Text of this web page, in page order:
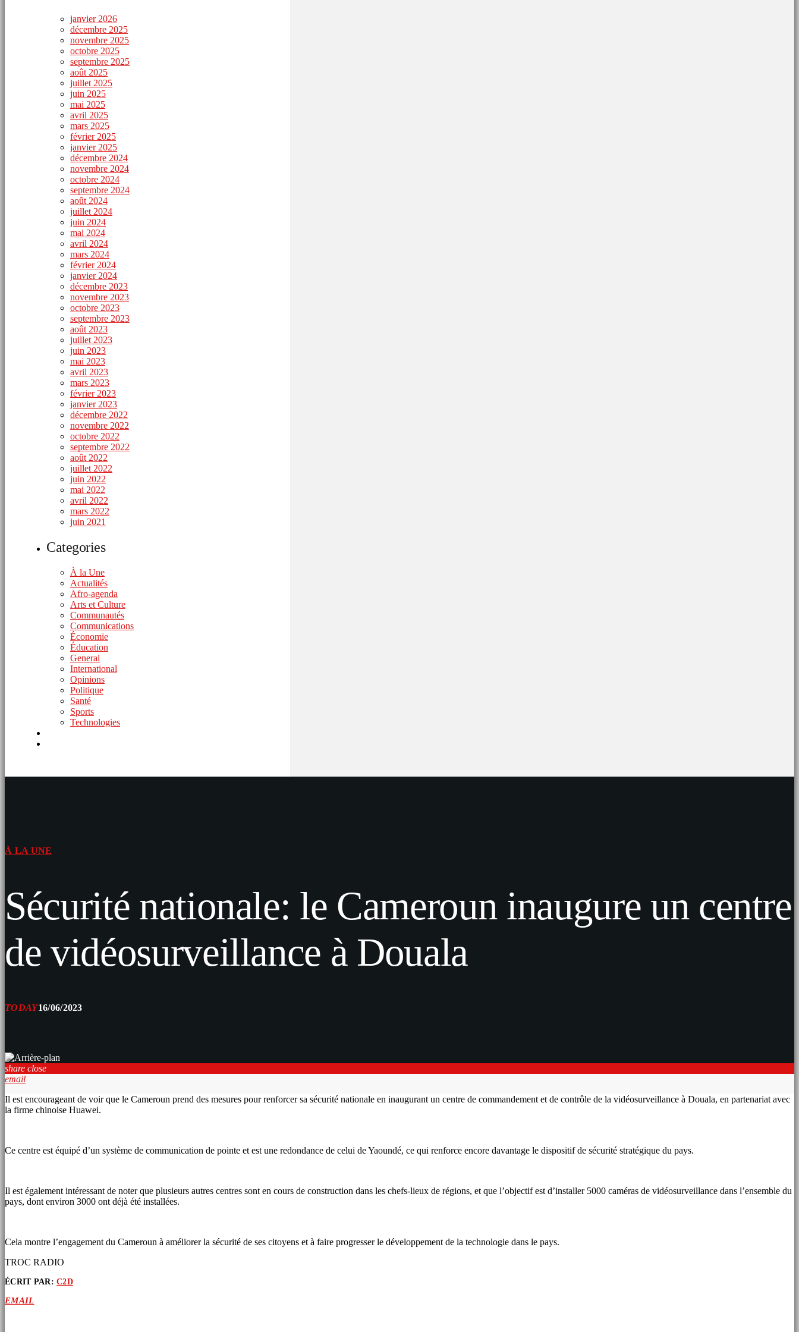
janvier 2026
décembre 2025
novembre 2025
octobre 2025
septembre 2025
août 2025
juillet 2025
juin 2025
mai 2025
avril 2025
mars 2025
février 2025
janvier 2025
décembre 2024
novembre 2024
octobre 2024
septembre 2024
août 2024
juillet 2024
juin 2024
mai 2024
avril 2024
mars 2024
février 2024
janvier 2024
décembre 2023
novembre 2023
octobre 2023
septembre 2023
août 2023
juillet 2023
juin 2023
mai 2023
avril 2023
mars 2023
février 2023
janvier 2023
décembre 2022
novembre 2022
octobre 2022
septembre 2022
août 2022
juillet 2022
juin 2022
mai 2022
avril 2022
mars 2022
juin 2021
Categories
À la Une
Actualités
Afro-agenda
Arts et Culture
Communautés
Communications
Économie
Éducation
General
International
Opinions
Politique
Santé
Sports
Technologies
À LA UNE
Sécurité nationale: le Cameroun inaugure un centre
de vidéosurveillance à Douala
TODAY16/06/2023
share close
email
Il est encourageant de voir que le Cameroun prend des mesures pour renforcer sa sécurité nationale en inaugurant un centre de commandement et de contrôle de la vidéosurveillance à Douala, en partenariat avec
la firme chinoise Huawei.
Ce centre est équipé d’un système de communication de pointe et est une redondance de celui de Yaoundé, ce qui renforce encore davantage le dispositif de sécurité stratégique du pays.
Il est également intéressant de noter que plusieurs autres centres sont en cours de construction dans les chefs-lieux de régions, et que l’objectif est d’installer 5000 caméras de vidéosurveillance dans l’ensemble du
pays, dont environ 3000 ont déjà été installées.
Cela montre l’engagement du Cameroun à améliorer la sécurité de ses citoyens et à faire progresser le développement de la technologie dans le pays.
TROC RADIO
ÉCRIT PAR:C2D
EMAIL